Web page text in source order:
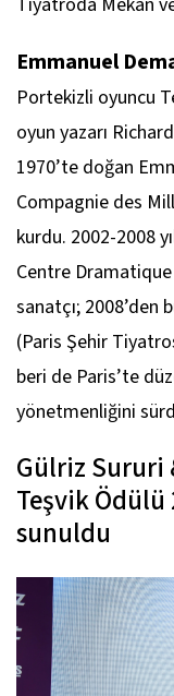
Emmanuel
Portekizli oyuncu
oyun yazarı
1970’te doğan
Compagnie des
kurdu. 2002-2008
Centre
sanatçı; 2008’den
(Paris Şehir
beri de Paris’te
yönetmenliğini
Gülriz Sururi
Teşvik Ödülü
sunuldu